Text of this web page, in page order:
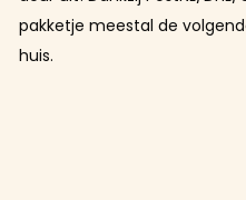
pakketje meestal de
huis.